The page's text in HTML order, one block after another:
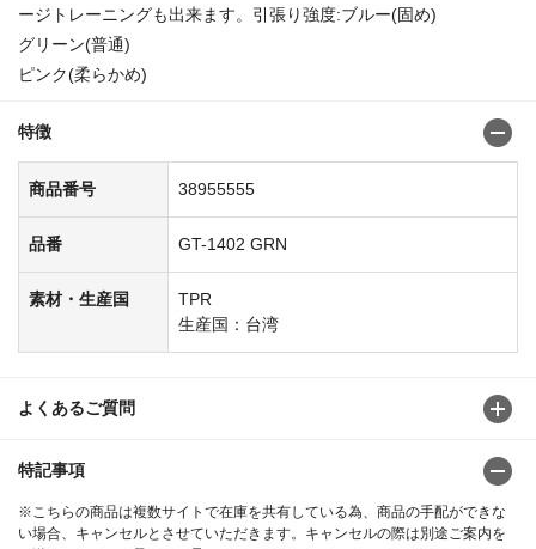
ージトレーニングも出来ます。引張り強度:ブルー(固め)
グリーン(普通)
ピンク(柔らかめ)
特徴
商品番号 38955555
品番 GT-1402 GRN
素材・生産国
TPR
生産国：台湾
よくあるご質問
特記事項
※こちらの商品は複数サイトで在庫を共有している為、商品の手配ができな
い場合、キャンセルとさせていただきます。キャンセルの際は別途ご案内を